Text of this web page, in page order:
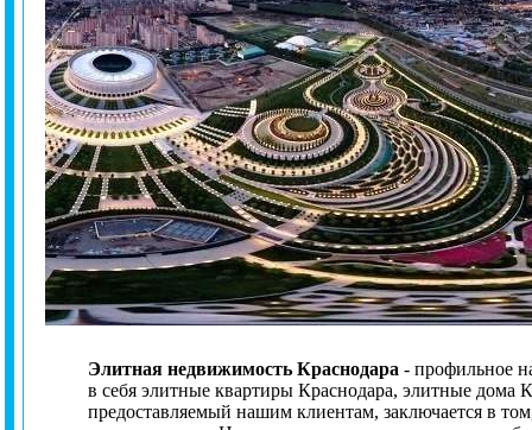
Элитная недвижимость Краснодара - профильное
в себя элитные квартиры Краснодара, элитные дома
предоставляемый нашим клиентам, заключается в